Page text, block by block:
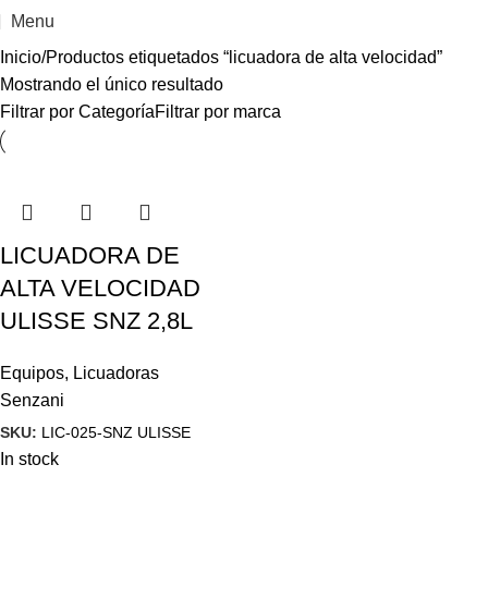
Menu
Inicio Productos etiquetados “licuadora de alta velocidad”
Mostrando el único resultado
Filtrar por CategoríaFiltrar por marca
LICUADORA DE
ALTA VELOCIDAD
ULISSE SNZ 2,8L
Equipos, Licuadoras
Senzani
SKU: LIC-025-SNZ ULISSE
In stock